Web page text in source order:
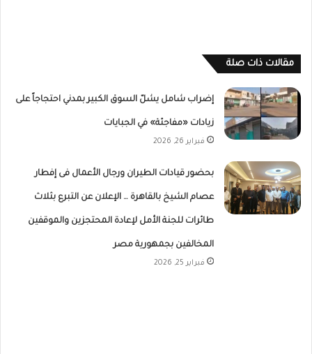
مقالات ذات صلة
إضراب شامل يشلّ السوق الكبير بمدني احتجاجاً على
زيادات «مفاجئة» في الجبايات
فبراير 26, 2026
بحضور قيادات الطيران ورجال الأعمال فى إفطار
عصام الشيخ بالقاهرة … الإعلان عن التبرع بثلاث
طائرات للجنة الأمل لإعادة المحتجزين والموقفين
المخالفين بجمهورية مصر
فبراير 25, 2026